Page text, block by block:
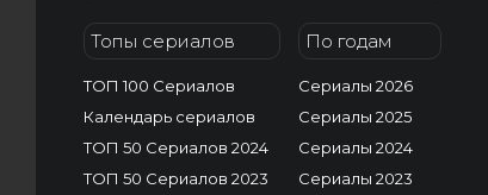
Топы сериалов
ТОП 100 Сериалов
Календарь сериалов
ТОП 50 Сериалов 2024
ТОП 50 Сериалов 2023
По годам
Сериалы 2026
Сериалы 2025
Сериалы 2024
Сериалы 2023